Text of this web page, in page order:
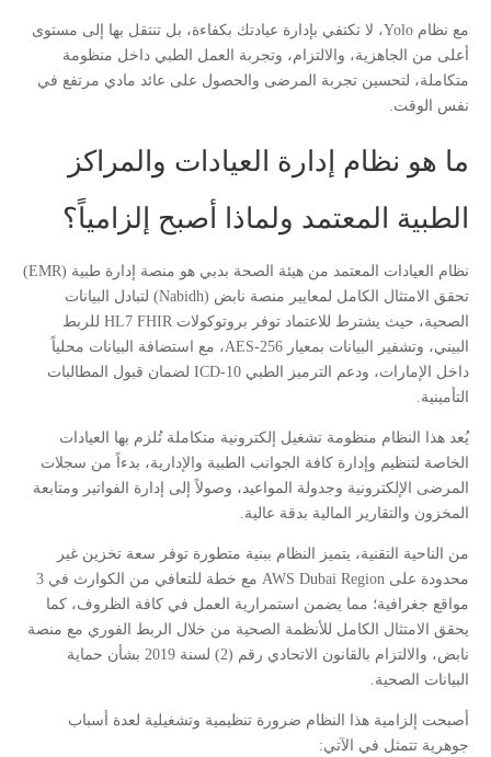
مع نظام Yolo، لا تكتفي بإدارة عيادتك بكفاءة، بل تنتقل بها إلى مستوى
أعلى من الجاهزية، والالتزام، وتجربة العمل الطبي داخل منظومة
متكاملة، لتحسين تجربة المرضى والحصول على عائد مادي مرتفع في
نفس الوقت.
ما هو نظام إدارة العيادات والمراكز
الطبية المعتمد ولماذا أصبح إلزامياً؟
نظام العيادات المعتمد من هيئة الصحة بدبي هو منصة إدارة طبية (EMR)
تحقق الامتثال الكامل لمعايير منصة نابض (Nabidh) لتبادل البيانات
الصحية، حيث يشترط للاعتماد توفر بروتوكولات HL7 FHIR للربط
البيني، وتشفير البيانات بمعيار AES-256، مع استضافة البيانات محلياً
داخل الإمارات، ودعم الترميز الطبي ICD-10 لضمان قبول المطالبات
التأمينية.
يُعد هذا النظام منظومة تشغيل إلكترونية متكاملة تُلزم بها العيادات
الخاصة لتنظيم وإدارة كافة الجوانب الطبية والإدارية، بدءاً من سجلات
المرضى الإلكترونية وجدولة المواعيد، وصولاً إلى إدارة الفواتير ومتابعة
المخزون والتقارير المالية بدقة عالية.
من الناحية التقنية، يتميز النظام ببنية متطورة توفر سعة تخزين غير
محدودة على AWS Dubai Region مع خطة للتعافي من الكوارث في 3
مواقع جغرافية؛ مما يضمن استمرارية العمل في كافة الظروف، كما
يحقق الامتثال الكامل للأنظمة الصحية من خلال الربط الفوري مع منصة
نابض، والالتزام بالقانون الاتحادي رقم (2) لسنة 2019 بشأن حماية
البيانات الصحية.
أصبحت إلزامية هذا النظام ضرورة تنظيمية وتشغيلية لعدة أسباب
جوهرية تتمثل في الآتي: